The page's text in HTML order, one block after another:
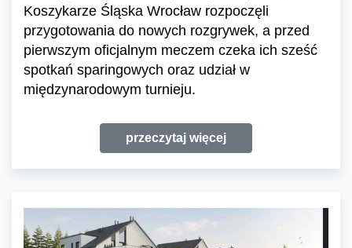
Koszykarze Śląska Wrocław rozpoczęli
przygotowania do nowych rozgrywek, a przed
pierwszym oficjalnym meczem czeka ich sześć
spotkań sparingowych oraz udział w
międzynarodowym turnieju.
przeczytaj więcej